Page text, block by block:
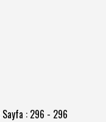
Sayfa : 296 - 296